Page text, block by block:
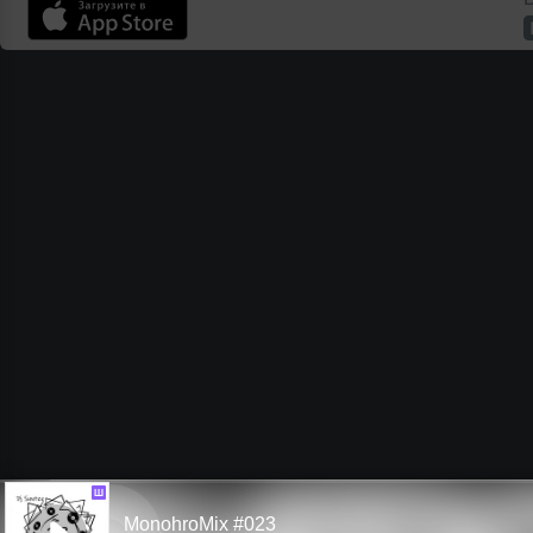
Ш
MonohroMix #023